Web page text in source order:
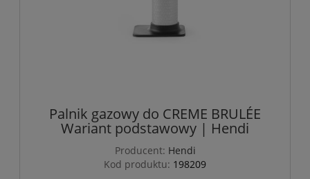
Palnik gazowy do CREME BRULÉE
Wariant podstawowy | Hendi
Producent: Hendi
Kod produktu: 198209